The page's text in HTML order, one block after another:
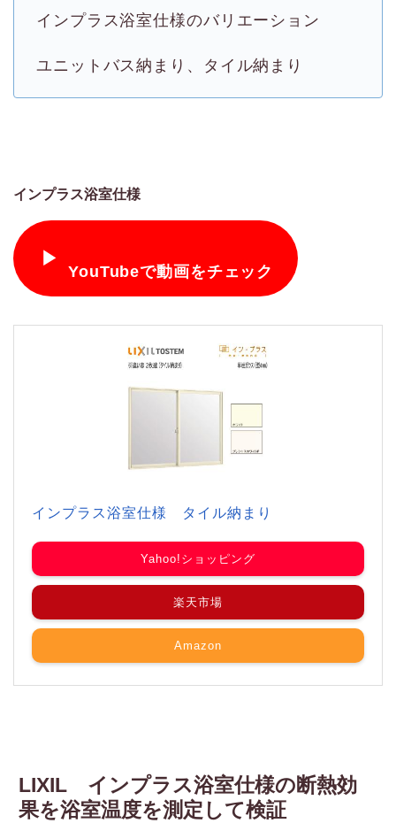
インプラス浴室仕様のバリエーション
ユニットバス納まり、タイル納まり
インプラス浴室仕様
▶
YouTubeで動画をチェック
インプラス浴室仕様 タイル納まり
Yahoo!ショッピング
楽天市場
Amazon
LIXIL インプラス浴室仕様の断熱効
果を浴室温度を測定して検証